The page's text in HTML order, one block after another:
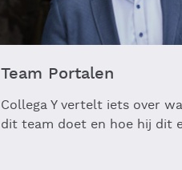
Team Portalen
Collega Y vertelt iets over
dit team doet en hoe hij dit